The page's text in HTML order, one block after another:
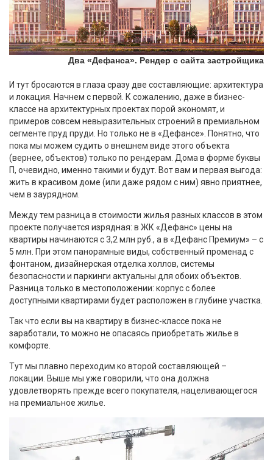
Два «Дефанса». Рендер с сайта застройщика
И тут бросаются в глаза сразу две составляющие: архитектура
и локация. Начнем с первой. К сожалению, даже в бизнес-
классе на архитектурных проектах порой экономят, и
примеров совсем невыразительных строений в премиальном
сегменте пруд пруди. Но только не в «Дефансе». Понятно, что
пока мы можем судить о внешнем виде этого объекта
(вернее, объектов) только по рендерам. Дома в форме буквы
П, очевидно, именно такими и будут. Вот вам и первая выгода:
жить в красивом доме (или даже рядом с ним) явно приятнее,
чем в заурядном.
Между тем разница в стоимости жилья разных классов в этом
проекте получается изрядная: в ЖК «Дефанс» цены на
квартиры начинаются с 3,2 млн руб., а в «Дефанс Премиум» – с
5 млн. При этом панорамные виды, собственный променад с
фонтаном, дизайнерская отделка холлов, системы
безопасности и паркинги актуальны для обоих объектов.
Разница только в местоположении: корпус с более
доступными квартирами будет расположен в глубине участка.
Так что если вы на квартиру в бизнес-классе пока не
заработали, то можно не опасаясь приобретать жилье в
комфорте.
Тут мы плавно переходим ко второй составляющей –
локации. Выше мы уже говорили, что она должна
удовлетворять прежде всего покупателя, нацеливающегося
на премиальное жилье.